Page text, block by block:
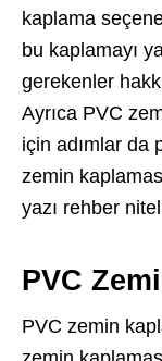
kaplama
bu kaplamayı
gerekenler
Ayrıca PVC
için adımlar da
zemin
yazı rehber
PVC
PVC zemin